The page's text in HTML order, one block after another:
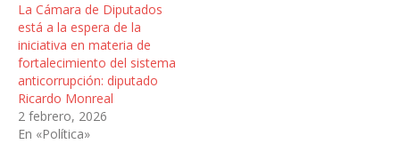
La Cámara de Diputados
está a la espera de la
iniciativa en materia de
fortalecimiento del sistema
anticorrupción: diputado
Ricardo Monreal
2 febrero, 2026
En «Política»